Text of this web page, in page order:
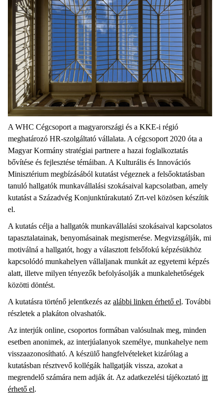
A WHC Cégcsoport a magyarországi és a KKE-i régió
meghatározó HR-szolgáltató vállalata. A cégcsoport 2020 óta a
Magyar Kormány stratégiai partnere a hazai foglalkoztatás
bővítése és fejlesztése témáiban. A Kulturális és Innovációs
Minisztérium megbízásából kutatást végeznek a felsőoktatásban
tanuló hallgatók munkavállalási szokásaival kapcsolatban, amely
kutatást a Századvég Konjunktúrakutató Zrt-vel közösen készítik
el.
A kutatás célja a hallgatók munkavállalási szokásaival kapcsolatos
tapasztalatainak, benyomásainak megismerése. Megvizsgálják, mi
motiválná a hallgatót, hogy a választott felsőfokú képzésükhöz
kapcsolódó munkahelyen vállaljanak munkát az egyetemi képzés
alatt, illetve milyen tényezők befolyásolják a munkalehetőségek
közötti döntést.
A kutatásra történő jelentkezés az alábbi linken érhető el. További
részletek a plakáton olvashatók.
Az interjúk online, csoportos formában valósulnak meg, minden
esetben anonimek, az interjúalanyok személye, munkahelye nem
visszaazonosítható. A készülő hangfelvételeket kizárólag a
kutatásban résztvevő kollégák hallgatják vissza, azokat a
megrendelő számára nem adják át. Az adatkezelési tájékoztató itt
érhető el.